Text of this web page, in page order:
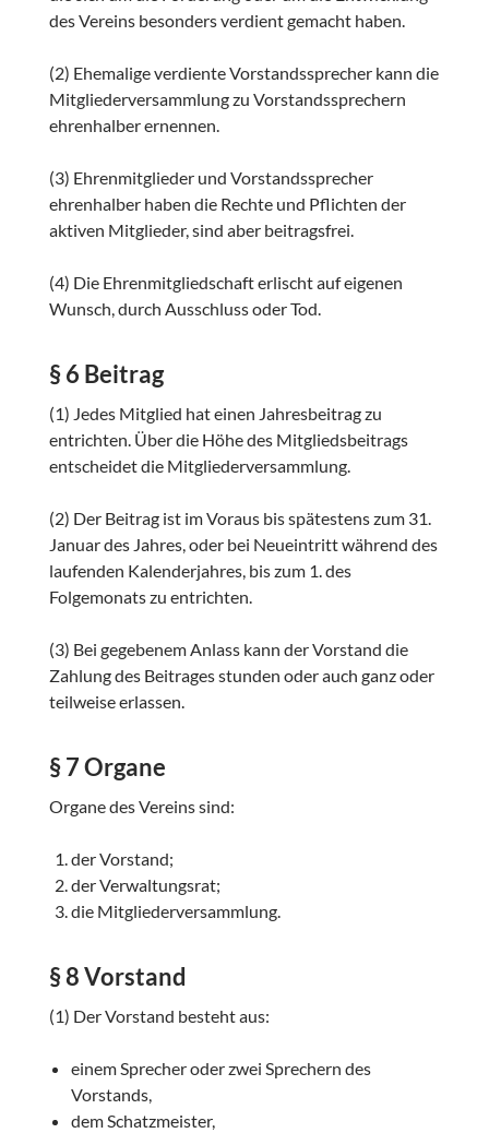
des Vereins besonders verdient gemacht haben.
(2) Ehemalige verdiente Vorstandssprecher kann die
Mitgliederversammlung zu Vorstandssprechern
ehrenhalber ernennen.
(3) Ehrenmitglieder und Vorstandssprecher
ehrenhalber haben die Rechte und Pflichten der
aktiven Mitglieder, sind aber beitragsfrei.
(4) Die Ehrenmitgliedschaft erlischt auf eigenen
Wunsch, durch Ausschluss oder Tod.
§ 6 Beitrag
(1) Jedes Mitglied hat einen Jahresbeitrag zu
entrichten. Über die Höhe des Mitgliedsbeitrags
entscheidet die Mitgliederversammlung.
(2) Der Beitrag ist im Voraus bis spätestens zum 31.
Januar des Jahres, oder bei Neueintritt während des
laufenden Kalenderjahres, bis zum 1. des
Folgemonats zu entrichten.
(3) Bei gegebenem Anlass kann der Vorstand die
Zahlung des Beitrages stunden oder auch ganz oder
teilweise erlassen.
§ 7 Organe
Organe des Vereins sind:
der Vorstand;
der Verwaltungsrat;
die Mitgliederversammlung.
§ 8 Vorstand
(1) Der Vorstand besteht aus:
einem Sprecher oder zwei Sprechern des
Vorstands,
dem Schatzmeister,